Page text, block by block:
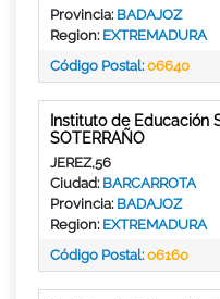
Provincia: BADAJOZ
Region: EXTREMADURA
Código Postal:06640
Instituto de Educación
SOTERRAÑO
JEREZ,56
Ciudad: BARCARROTA
Provincia: BADAJOZ
Region: EXTREMADURA
Código Postal:06160